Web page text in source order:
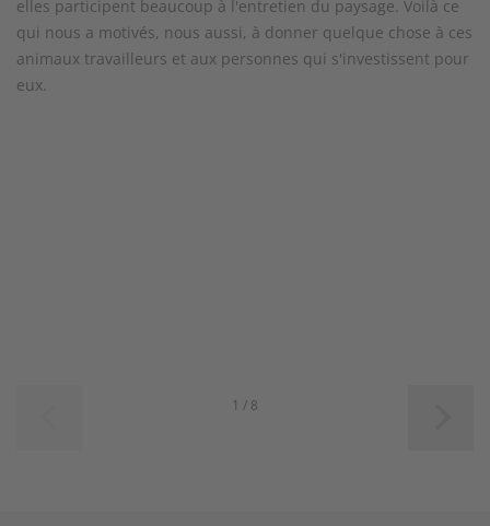
elles participent beaucoup à l'entretien du paysage. Voilà ce
qui nous a motivés, nous aussi, à donner quelque chose à ces
animaux travailleurs et aux personnes qui s'investissent pour
eux.
1 / 8